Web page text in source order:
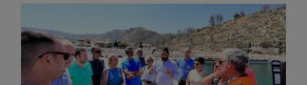
Ξεκινούν τα έργα βραχοπροστασίας της